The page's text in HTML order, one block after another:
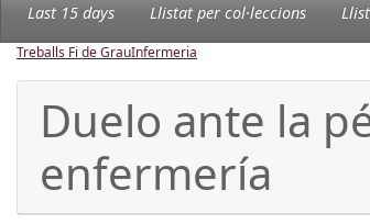
Last 15 days Llistat per col·leccions
Treballs Fi de GrauInfermeria
Duelo ante la
enfermería